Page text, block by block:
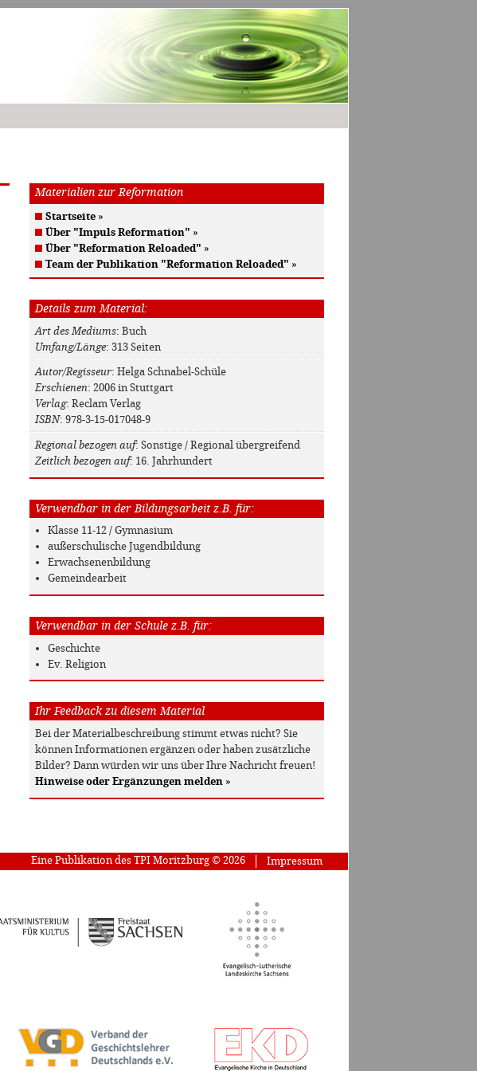
Materialien zur Reformation
Startseite »
Über "Impuls Reformation" »
Über "Reformation Reloaded" »
Team der Publikation "Reformation Reloaded" »
Details zum Material:
Art des Mediums: Buch
Umfang/Länge: 313 Seiten
Autor/Regisseur: Helga Schnabel-Schüle
Erschienen: 2006 in Stuttgart
Verlag: Reclam Verlag
ISBN: 978-3-15-017048-9
Regional bezogen auf: Sonstige / Regional übergreifend
Zeitlich bezogen auf: 16. Jahrhundert
Verwendbar in der Bildungsarbeit z.B. für:
Klasse 11-12 / Gymnasium
außerschulische Jugendbildung
Erwachsenenbildung
Gemeindearbeit
Verwendbar in der Schule z.B. für:
Geschichte
Ev. Religion
Ihr Feedback zu diesem Material
Bei der Materialbeschreibung stimmt etwas nicht? Sie
können Informationen ergänzen oder haben zusätzliche
Bilder? Dann würden wir uns über Ihre Nachricht freuen!
Hinweise oder Ergänzungen melden »
Impressum
Eine Publikation des TPI Moritzburg © 2026